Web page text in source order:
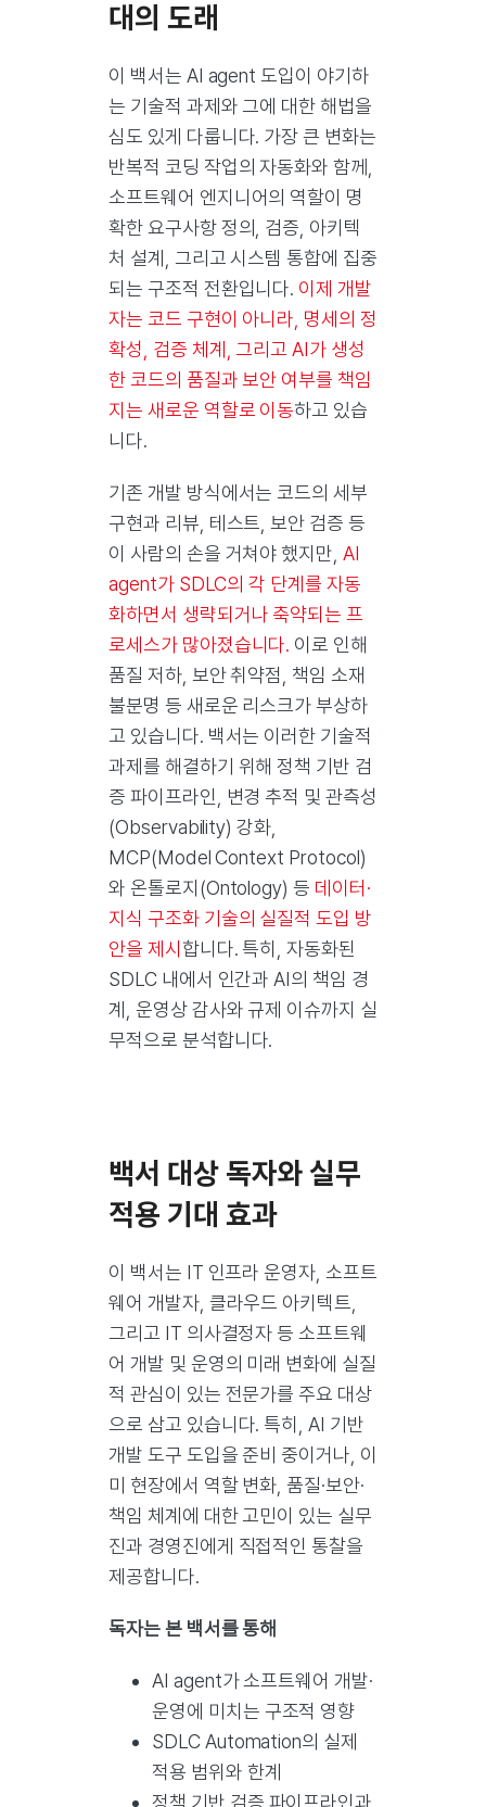
대의 도래
이 백서는 AI agent 도입이 야기하
는 기술적 과제와 그에 대한 해법을
심도 있게 다룹니다. 가장 큰 변화는
반복적 코딩 작업의 자동화와 함께,
소프트웨어 엔지니어의 역할이 명
확한 요구사항 정의, 검증, 아키텍
처 설계, 그리고 시스템 통합에 집중
되는 구조적 전환입니다. 이제 개발
자는 코드 구현이 아니라, 명세의 정
확성, 검증 체계, 그리고 AI가 생성
한 코드의 품질과 보안 여부를 책임
지는 새로운 역할로 이동하고 있습
니다.
기존 개발 방식에서는 코드의 세부
구현과 리뷰, 테스트, 보안 검증 등
이 사람의 손을 거쳐야 했지만,AI
agent가 SDLC의 각 단계를 자동
화하면서 생략되거나 축약되는 프
로세스가 많아졌습니다. 이로 인해
품질 저하, 보안 취약점, 책임 소재
불분명 등 새로운 리스크가 부상하
고 있습니다. 백서는 이러한 기술적
과제를 해결하기 위해 정책 기반 검
증 파이프라인, 변경 추적 및 관측성
(Observability) 강화,
MCP(Model Context Protocol)
와 온톨로지(Ontology) 등 데이터·
지식 구조화 기술의 실질적 도입 방
안을 제시 합니다. 특히, 자동화된
SDLC 내에서 인간과 AI의 책임 경
계, 운영상 감사와 규제 이슈까지 실
무적으로 분석합니다.
백서 대상 독자와 실무
적용 기대 효과
이 백서는 IT 인프라 운영자, 소프트
웨어 개발자, 클라우드 아키텍트,
그리고 IT 의사결정자 등 소프트웨
어 개발 및 운영의 미래 변화에 실질
적 관심이 있는 전문가를 주요 대상
으로 삼고 있습니다. 특히, AI 기반
개발 도구 도입을 준비 중이거나, 이
미 현장에서 역할 변화, 품질·보안·
책임 체계에 대한 고민이 있는 실무
진과 경영진에게 직접적인 통찰을
제공합니다.
독자는 본 백서를 통해
AI agent가 소프트웨어 개발·
운영에 미치는 구조적 영향
SDLC Automation의 실제
적용 범위와 한계